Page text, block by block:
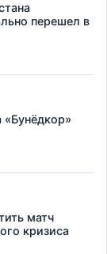
перешел в
матч
кризиса